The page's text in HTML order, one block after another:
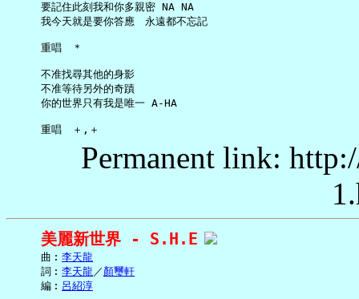
     要記住此刻我和你多親密 NA NA
     我今天就是要你答應　永遠都不忘記
     重唱　＊
     不准找尋其他的身影
     不准等待另外的奇蹟
     你的世界只有我是唯一 A-HA
Permanent link:
美麗新世界 - S.H.E
     曲︰
李天龍
     詞︰
李天龍／ 顏璽軒
     編︰
呂紹淳